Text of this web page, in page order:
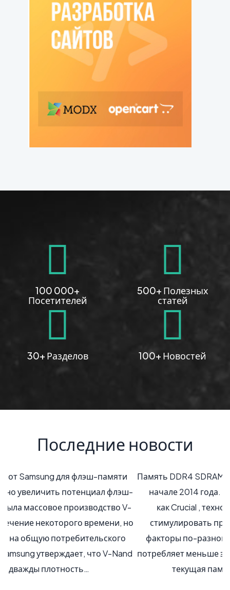
100 000+
Посетителей
500+ Полезных
статей
30+ Разделов 100+ Новостей
Последние новости
Память DDR4 SDRAM войдет в компьютерный мир в
начале 2014 года. По словам производителей,
как Crucial , технология памяти DDR4 будет
стимулировать производительность и другие
факторы по-разному. Новая технология памяти
потребляет меньше энергии - до 20% меньше - чем
текущая памяти DDR3, и до 2 раза…